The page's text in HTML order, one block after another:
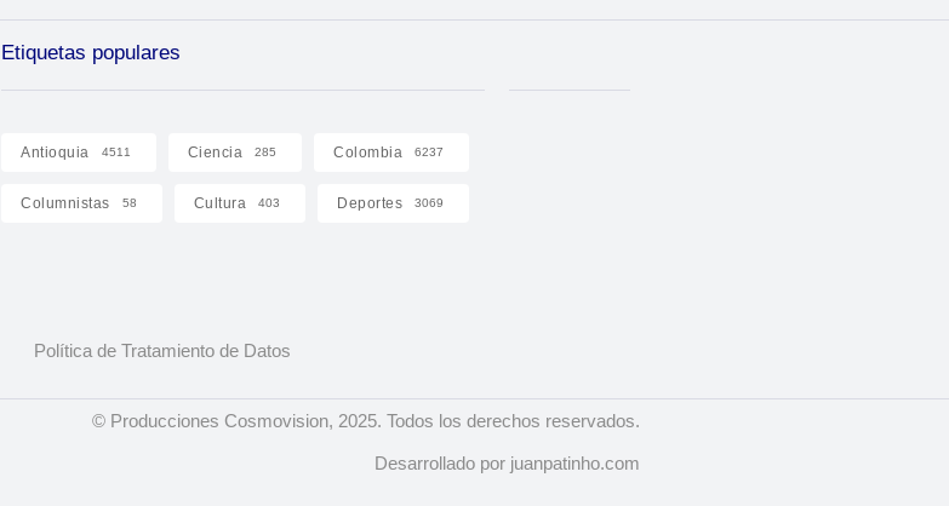
Etiquetas populares
Antioquia 4511 Ciencia 285 Colombia 6237
Columnistas 58 Cultura 403 Deportes 3069
Política de Tratamiento de Datos
© Producciones Cosmovision, 2025. Todos los derechos reservados.
Desarrollado por juanpatinho.com